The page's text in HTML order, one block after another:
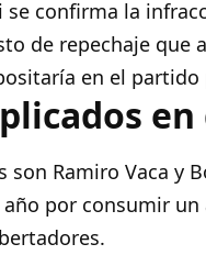
confirma la
de repechaje que
en el
son Ramiro Vaca y
por consumir